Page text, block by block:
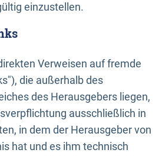
einzustellen.
Verweisen auf fremde
die außerhalb des
des Herausgebers liegen,
ausschließlich in
in dem der Herausgeber von
hat und es ihm technisch